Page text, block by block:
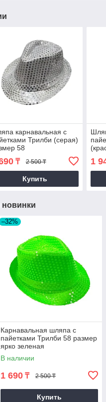
карнавальная с
Трилби (серая)
58
₸ 2 500 ₸
Купить
1
–32%
Карнавальная шляпа с
пайетками Трилби 58 размер
ярко зеленая
В наличии
1 690 ₸ 2 500 ₸
Купить